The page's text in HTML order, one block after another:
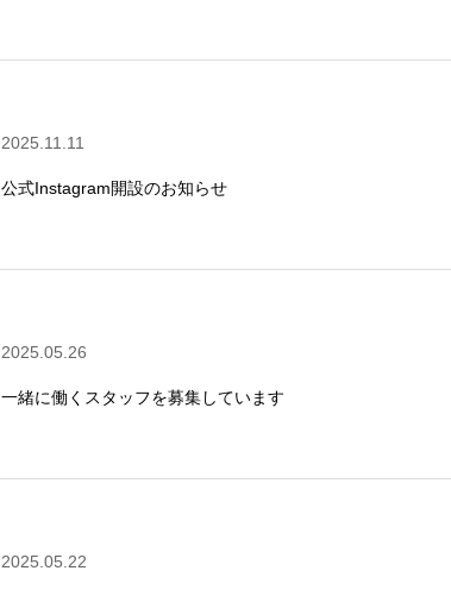
2025.11.11
公式Instagram開設のお知らせ
2025.05.26
一緒に働くスタッフを募集しています
2025.05.22